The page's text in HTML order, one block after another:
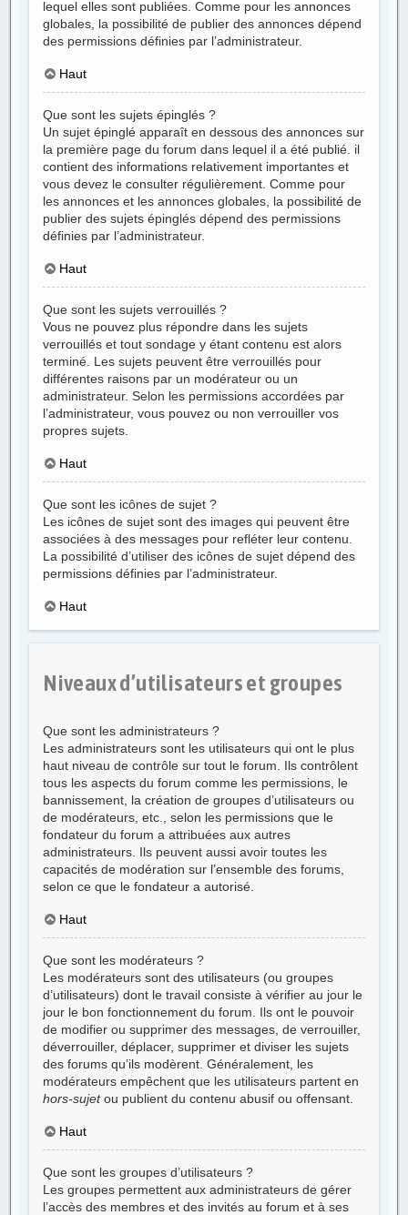
lequel elles sont publiées. Comme pour les annonces
globales, la possibilité de publier des annonces dépend
des permissions définies par l’administrateur.
Haut
Que sont les sujets épinglés ?
Un sujet épinglé apparaît en dessous des annonces sur
la première page du forum dans lequel il a été publié. il
contient des informations relativement importantes et
vous devez le consulter régulièrement. Comme pour
les annonces et les annonces globales, la possibilité de
publier des sujets épinglés dépend des permissions
définies par l’administrateur.
Haut
Que sont les sujets verrouillés ?
Vous ne pouvez plus répondre dans les sujets
verrouillés et tout sondage y étant contenu est alors
terminé. Les sujets peuvent être verrouillés pour
différentes raisons par un modérateur ou un
administrateur. Selon les permissions accordées par
l’administrateur, vous pouvez ou non verrouiller vos
propres sujets.
Haut
Que sont les icônes de sujet ?
Les icônes de sujet sont des images qui peuvent être
associées à des messages pour refléter leur contenu.
La possibilité d’utiliser des icônes de sujet dépend des
permissions définies par l’administrateur.
Haut
Niveaux d’utilisateurs et groupes
Que sont les administrateurs ?
Les administrateurs sont les utilisateurs qui ont le plus
haut niveau de contrôle sur tout le forum. Ils contrôlent
tous les aspects du forum comme les permissions, le
bannissement, la création de groupes d’utilisateurs ou
de modérateurs, etc., selon les permissions que le
fondateur du forum a attribuées aux autres
administrateurs. Ils peuvent aussi avoir toutes les
capacités de modération sur l’ensemble des forums,
selon ce que le fondateur a autorisé.
Haut
Que sont les modérateurs ?
Les modérateurs sont des utilisateurs (ou groupes
d’utilisateurs) dont le travail consiste à vérifier au jour le
jour le bon fonctionnement du forum. Ils ont le pouvoir
de modifier ou supprimer des messages, de verrouiller,
déverrouiller, déplacer, supprimer et diviser les sujets
des forums qu’ils modèrent. Généralement, les
modérateurs empêchent que les utilisateurs partent en
hors-sujetou publient du contenu abusif ou offensant.
Haut
Que sont les groupes d’utilisateurs ?
Les groupes permettent aux administrateurs de gérer
l’accès des membres et des invités au forum et à ses